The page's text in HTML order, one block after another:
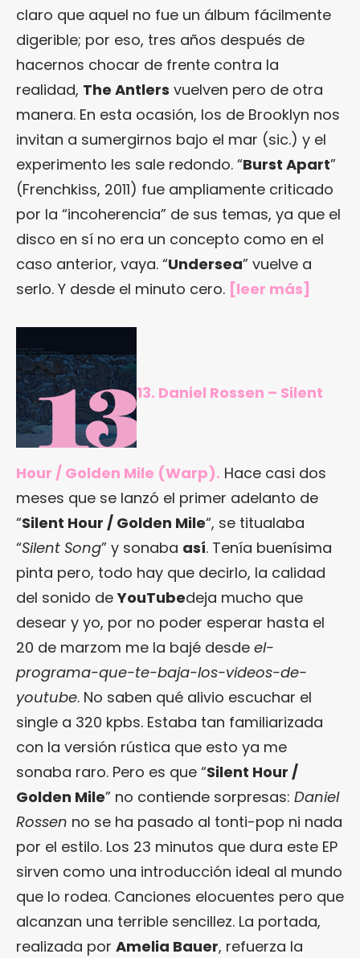
claro que aquel no fue un álbum fácilmente
digerible; por eso, tres años después de
hacernos chocar de frente contra la
realidad, The Antlers vuelven pero de otra
manera. En esta ocasión, los de Brooklyn nos
invitan a sumergirnos bajo el mar (sic.) y el
experimento les sale redondo. “Burst Apart”
(Frenchkiss, 2011) fue ampliamente criticado
por la “incoherencia” de sus temas, ya que el
disco en sí no era un concepto como en el
caso anterior, vaya. “Undersea” vuelve a
serlo. Y desde el minuto cero. [leer más]
13. Daniel Rossen – Silent
Hour / Golden Mile (Warp). Hace casi dos
meses que se lanzó el primer adelanto de
“Silent Hour / Golden Mile“, se titualaba
“Silent Song” y sonaba así. Tenía buenísima
pinta pero, todo hay que decirlo, la calidad
del sonido deYouTubedeja mucho que
desear y yo, por no poder esperar hasta el
20 de marzom me la bajé desde el-
programa-que-te-baja-los-videos-de-
youtube. No saben qué alivio escuchar el
single a 320 kpbs. Estaba tan familiarizada
con la versión rústica que esto ya me
sonaba raro. Pero es que “Silent Hour /
Golden Mile” no contiende sorpresas: Daniel
Rossen no se ha pasado al tonti-pop ni nada
por el estilo. Los 23 minutos que dura este EP
sirven como una introducción ideal al mundo
que lo rodea. Canciones elocuentes pero que
alcanzan una terrible sencillez. La portada,
realizada por Amelia Bauer, refuerza la